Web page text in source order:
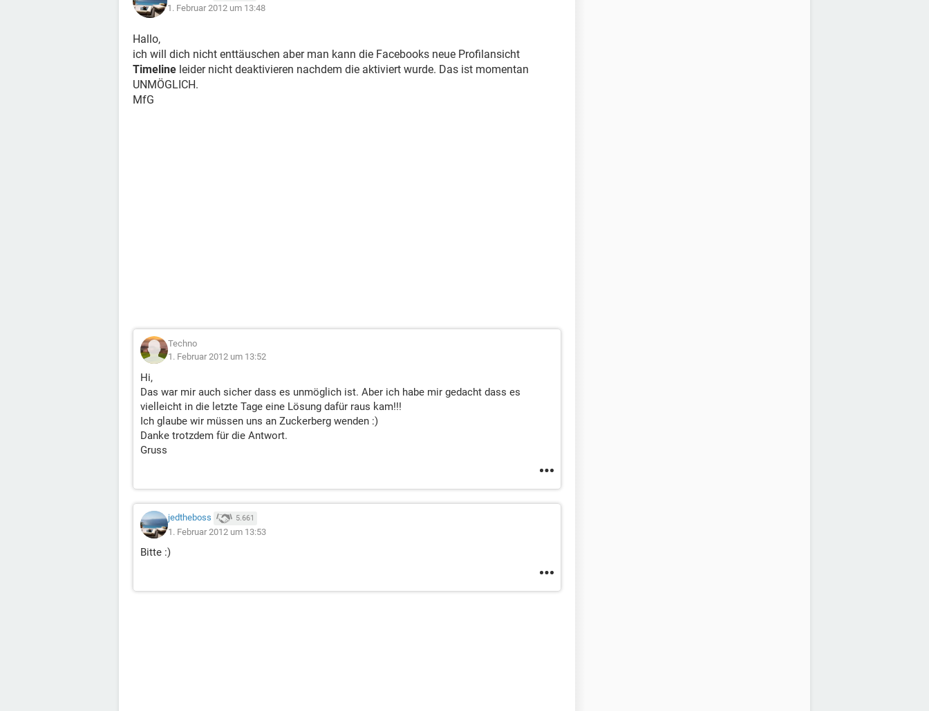
1. Februar 2012 um 13:48
Hallo,
ich will dich nicht enttäuschen aber man kann die Facebooks neue Profilansicht
Timeline leider nicht deaktivieren nachdem die aktiviert wurde. Das ist momentan
UNMÖGLICH.
MfG
Techno
1. Februar 2012 um 13:52
Hi,
Das war mir auch sicher dass es unmöglich ist. Aber ich habe mir gedacht dass es
vielleicht in die letzte Tage eine Lösung dafür raus kam!!!
Ich glaube wir müssen uns an Zuckerberg wenden :)
Danke trotzdem für die Antwort.
Gruss
jedtheboss 5.661
1. Februar 2012 um 13:53
Bitte :)